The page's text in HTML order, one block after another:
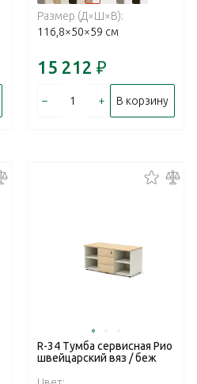
Размер (Д×Ш×В):
116,8×50×59 см
15 212 ₽
– + В корзину
R-34 Тумба сервисная Рио
швейцарский вяз / беж